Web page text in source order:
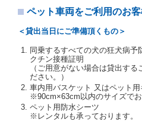
注２）運転免許証とは、
される運転免許証のうち
９条別記様式第１４の書
す。
当社は、貸渡契約の締結に
に対し、運転免許証のほか
提示を求め、及び提出され
あります。
当社は、貸渡契約の締結に
人及び運転者と連絡するた
を求めます。
ペット車両をご利用のお
＜貸出当日にご準備頂くもの＞
同乗するすべての犬の狂犬病予
クチン接種証明
（ご用意がない場合は貸出す
ださい。）
車内用バスケット 又はペット
※90cm×63cm以内のサイズでお
ペット用防水シーツ
※レンタルも承っております。